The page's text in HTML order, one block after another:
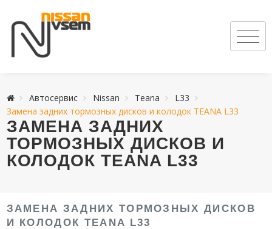
Автосервис Nissan Teana
L33
Замена задних тормозных дисков и колодок TEANA L33
ЗАМЕНА ЗАДНИХ
ТОРМОЗНЫХ ДИСКОВ И
КОЛОДОК TEANA L33
ЗАМЕНА ЗАДНИХ ТОРМОЗНЫХ ДИСКОВ
И КОЛОДОК TEANA L33